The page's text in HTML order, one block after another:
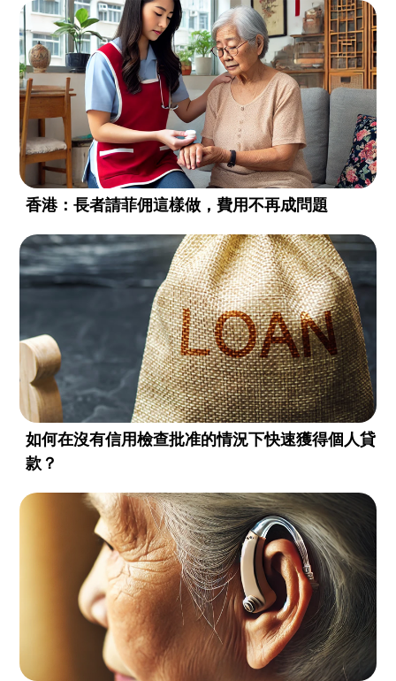
香港：長者請菲佣這樣做，費用不再成問題
如何在沒有信用檢查批准的情況下快速獲得個人貸
款？